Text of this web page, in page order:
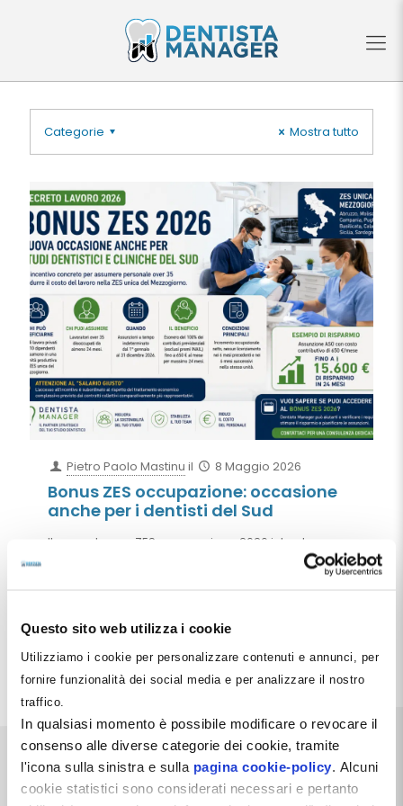
Questo sito web utilizza i cookie
Utilizziamo i cookie per personalizzare contenuti e annunci, per
fornire funzionalità dei social media e per analizzare il nostro
traffico.
In qualsiasi momento è possibile modificare o revocare il
consenso alle diverse categorie dei cookie, tramite
l'icona sulla sinistra e sulla pagina cookie-policy. Alcuni
cookie statistici sono considerati necessari e pertanto
Categorie Mostra tutto
Pietro Paolo Mastinu il 8 Maggio 2026
Bonus ZES occupazione: occasione
anche per i dentisti del Sud
Il nuovo bonus ZES occupazione 2026 introduce un
esonero contributivo fino a 650 euro al mese per
assunzioni a tempo indeterminato nelle Regioni del
odontoiatriche del Sud Italia.